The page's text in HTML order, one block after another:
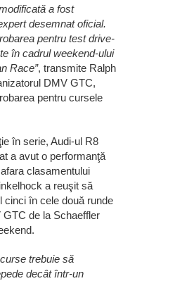
a fost
desemnat oficial.
pentru test drive-
în cadrul weekend-ului
Race”, transmite Ralph
DMV GTC,
pentru cursele
în serie, Audi-ul R8
a avut o performanţă
clasamentului
a reuşit să
cinci în cele două runde
de la Schaeffler
trebuie să
decât într-un